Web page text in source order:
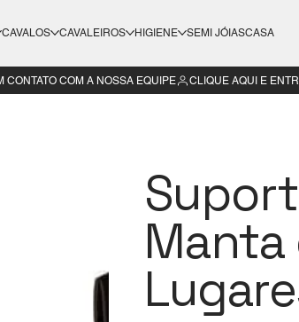
CAVALOS CAVALEIROS HIGIENE SEMI JÓIASCASA
Manta